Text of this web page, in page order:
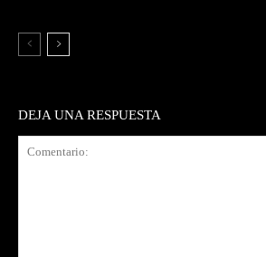
DEJA UNA RESPUESTA